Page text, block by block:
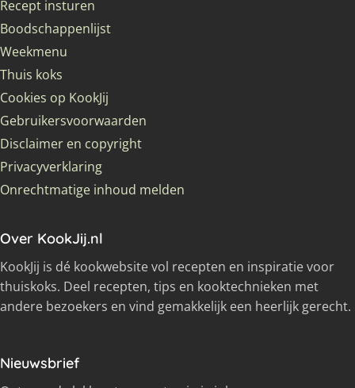
Recept insturen
Boodschappenlijst
Weekmenu
Thuis koks
Cookies op KookJij
Gebruikersvoorwaarden
Disclaimer en copyright
Privacyverklaring
Onrechtmatige inhoud melden
Over KookJij.nl
KookJij is dé kookwebsite vol recepten en inspiratie voor
thuiskoks. Deel recepten, tips en kooktechnieken met
andere bezoekers en vind gemakkelijk een heerlijk gerecht.
Nieuwsbrief